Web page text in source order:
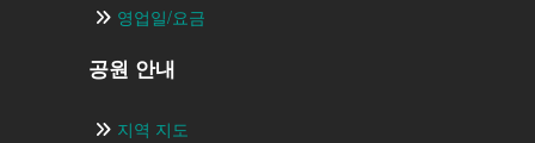
영업일/요금
공원 안내
지역 지도